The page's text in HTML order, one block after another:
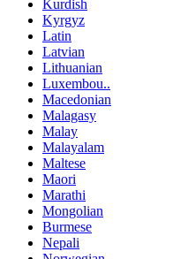
Kurdish
Kyrgyz
Latin
Latvian
Lithuanian
Luxembou..
Macedonian
Malagasy
Malay
Malayalam
Maltese
Maori
Marathi
Mongolian
Burmese
Nepali